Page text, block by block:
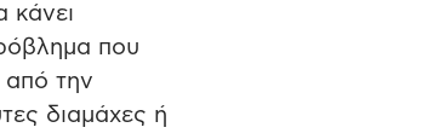
κάνει
που
από την
διαμάχες ή